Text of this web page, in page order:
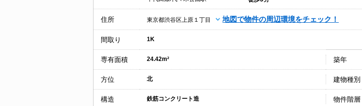
住所 東京都渋谷区上原１丁目 地図で物件の周辺環境をチェック！
間取り 1K
専有面積 24.42m² 築年
方位 北 建物種別
構造 鉄筋コンクリート造 物件階層